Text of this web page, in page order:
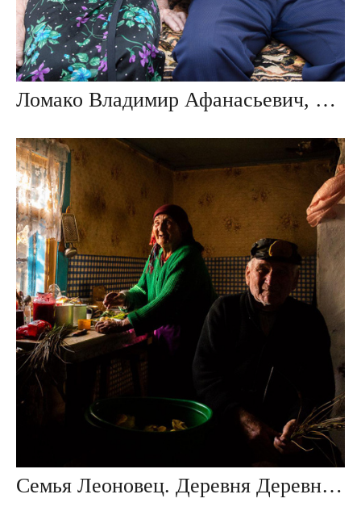
Ломако Владимир Афанасьевич, Зинаида Константиновна. дер. Пятевщина, Беларусь
Семья Леоновец. Деревня Деревная, Беларусь